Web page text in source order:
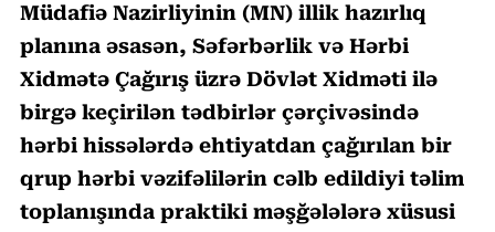
Müdafiə Nazirliyinin (MN) illik hazırlıq
planına əsasən, Səfərbərlik və Hərbi
Xidmətə Çağırış üzrə Dövlət Xidməti ilə
birgə keçirilən tədbirlər çərçivəsində
hərbi hissələrdə ehtiyatdan çağırılan bir
qrup hərbi vəzifəlilərin cəlb edildiyi təlim
toplanışında praktiki məşğələlərə xüsusi